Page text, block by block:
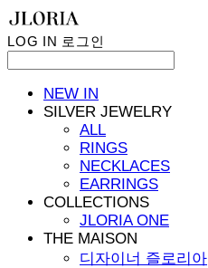
LOG IN 로그인
NEW IN
SILVER JEWELRY
ALL
RINGS
NECKLACES
EARRINGS
COLLECTIONS
JLORIA ONE
THE MAISON
디자이너 즐로리아